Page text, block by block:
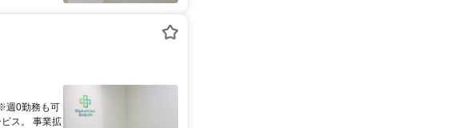
週0勤務も可
ス。 事業拡